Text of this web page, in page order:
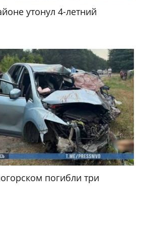
утонул 4-летний
погибли три